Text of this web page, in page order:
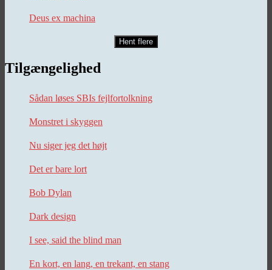
Deus ex machina
Hent flere
Tilgængelighed
Sådan løses SBIs fejlfortolkning
Monstret i skyggen
Nu siger jeg det højt
Det er bare lort
Bob Dylan
Dark design
I see, said the blind man
En kort, en lang, en trekant, en stang